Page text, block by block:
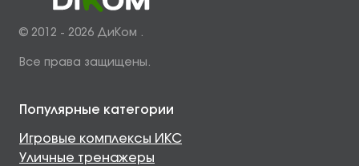
© 2012 - 2026 ДиКом .
Все права защищены.
Популярные категории
Игровые комплексы ИКС
Уличные тренажеры